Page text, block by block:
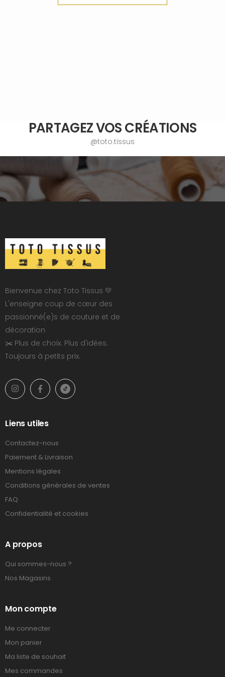
PARTAGEZ VOS CRÉATIONS
@toto.tissus
Bienvenue chez Toto Tissus 💛
L'enseigne coup de cœur des
passionné(e)s de couture et de
décoration
✂️ Plus de choix. Plus d'idées.
Toujours à petits prix.
Liens utiles
Contactez-nous
Paiement & Livraison
Mentions légales
Conditions générales de ventes
FAQ
Confidentialité et cookies
A propos
Qui sommes-nous ?
Nos Magasins
Mon compte
Me connecter
Mon panier
Ma liste de souhait
Mes commandes